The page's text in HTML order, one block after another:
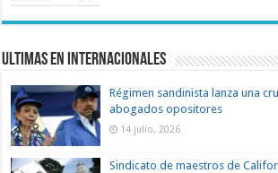
Ultimas en Internacionales
Régimen sandinista lanza una
abogados opositores
14 julio, 2026
Sindicato de maestros de